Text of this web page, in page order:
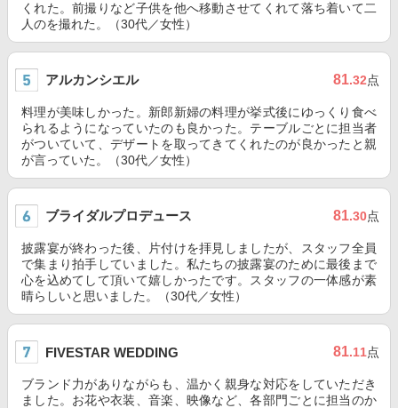
くれた。前撮りなど子供を他へ移動させてくれて落ち着いて二
人のを撮れた。（30代／女性）
アルカンシエル 81.32点
料理が美味しかった。新郎新婦の料理が挙式後にゆっくり食べ
られるようになっていたのも良かった。テーブルごとに担当者
がついていて、デザートを取ってきてくれたのが良かったと親
が言っていた。（30代／女性）
ブライダルプロデュース 81.30点
披露宴が終わった後、片付けを拝見しましたが、スタッフ全員
で集まり拍手していました。私たちの披露宴のために最後まで
心を込めてして頂いて嬉しかったです。スタッフの一体感が素
晴らしいと思いました。（30代／女性）
FIVESTAR WEDDING 81.11点
ブランド力がありながらも、温かく親身な対応をしていただき
ました。お花や衣装、音楽、映像など、各部門ごとに担当のか